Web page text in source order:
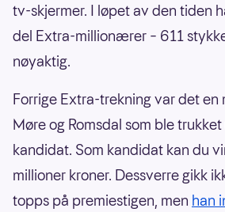
tv-skjermer. I løpet av den tiden
del Extra-millionærer – 611
nøyaktig.
Forrige Extra-trekning var det en
Møre og Romsdal som ble
kandidat. Som kandidat kan du
millioner kroner. Dessverre gikk
topps på premiestigen, men han